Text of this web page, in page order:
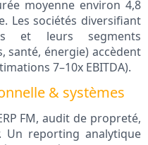
moyenne environ 4,8
Les sociétés diversifiant
et leurs segments
santé, énergie) accèdent
7–10x EBITDA).
& systèmes
FM, audit de propreté,
Un reporting analytique